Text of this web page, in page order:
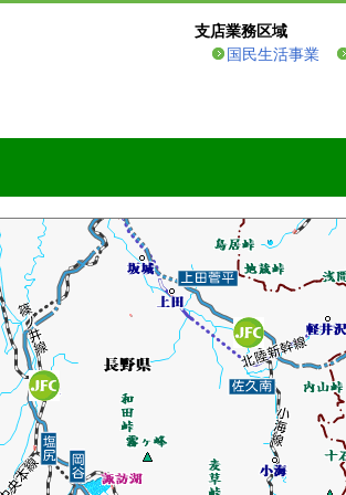
支店業務区域
国民生活事業